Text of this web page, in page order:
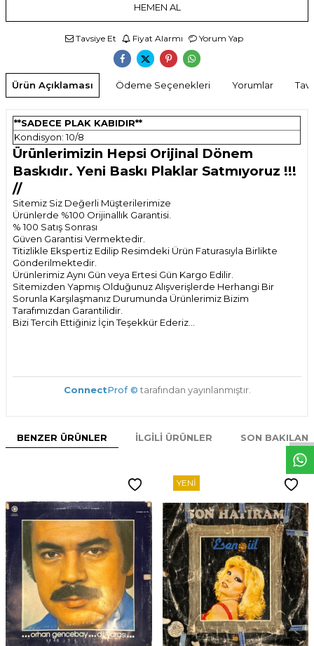
W
h
t
s
p
p
D
e
s
e
H
a
t
t
HEMEN AL
Tavsiye Et Fiyat Alarmı Yorum Yap
Ürün Açıklaması Ödeme Seçenekleri Yorumlar
**SADECE PLAK KABIDIR**
Kondisyon: 10/8
Ürünlerimizin Hepsi Orijinal Dönem
Baskıdır. Yeni Baskı Plaklar Satmıyoruz !!!
//
Sitemiz Siz Değerli Müşterilerimize
Ürünlerde %100 Orijinallık Garantisi.
% 100 Satış Sonrası
Güven Garantisi Vermektedir.
Titizlikle Ekspertiz Edilip Resimdeki Ürün Faturasıyla Birlikte
Gönderilmektedir.
Ürünlerimiz Aynı Gün veya Ertesi Gün Kargo Edilir.
Sitemizden Yapmış Olduğunuz Alışverişlerde Herhangi Bir
Sorunla Karşılaşmanız Durumunda Ürünlerimiz Bizim
Tarafımızdan Garantilidir.
Bizi Tercih Ettiğiniz İçin Teşekkür Ederiz...
ConnectProf © tarafından yayınlanmıştır.
BENZER ÜRÜNLER İLGILI ÜRÜNLER SON
YENI